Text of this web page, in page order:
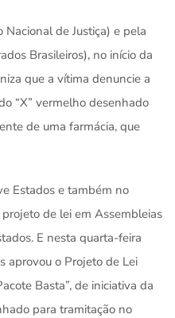
Nacional de Justiça) e pela
Brasileiros), no início da
que a vítima denuncie a
“X” vermelho desenhado
de uma farmácia, que
Estados e também no
de lei em Assembleias
E nesta quarta-feira
aprovou o Projeto de Lei
Basta”, de iniciativa da
para tramitação no